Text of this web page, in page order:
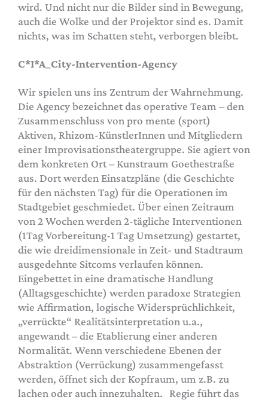
wird. Und nicht nur die Bilder sind in Bewegung,
auch die Wolke und der Projektor sind es. Damit
nichts, was im Schatten steht, verborgen bleibt.
C*I*A_City-Intervention-Agency
Wir spielen uns ins Zentrum der Wahrnehmung.
Die Agency bezeichnet das operative Team – den
Zusammenschluss von pro mente (sport)
Aktiven, Rhizom-KünstlerInnen und Mitgliedern
einer Improvisationstheatergruppe. Sie agiert von
dem konkreten Ort – Kunstraum Goethestraße
aus. Dort werden Einsatzpläne (die Geschichte
für den nächsten Tag) für die Operationen im
Stadtgebiet geschmiedet. Über einen Zeitraum
von 2 Wochen werden 2-tägliche Interventionen
(1Tag Vorbereitung-1 Tag Umsetzung) gestartet,
die wie dreidimensionale in Zeit- und Stadtraum
ausgedehnte Sitcoms verlaufen können.
Eingebettet in eine dramatische Handlung
(Alltagsgeschichte) werden paradoxe Strategien
wie Affirmation, logische Widersprüchlichkeit,
„verrückte“ Realitätsinterpretation u.a.,
angewandt – die Etablierung einer anderen
Normalität. Wenn verschiedene Ebenen der
Abstraktion (Verrückung) zusammengefasst
werden, öffnet sich der Kopfraum, um z.B. zu
lachen oder auch innezuhalten. Regie führt das